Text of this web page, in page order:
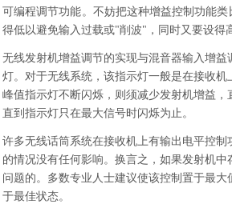
可编程调节功能。不妨把这种增益控制功能
得低以避免输入过载或"削波"，同时又要设得
无线发射机增益调节的实现与混音器输入增
灯。对于无线系统，该指示灯一般是在接收
峰值指示灯不断闪烁，则须减少发射机增益
直到指示灯只在最大信号时闪烁为止。
许多无线话筒系统在接收机上有输出电平控
的情况没有任何影响。换言之，如果发射机
问题的。多数专业人士建议使该控制置于最
于最佳状态。